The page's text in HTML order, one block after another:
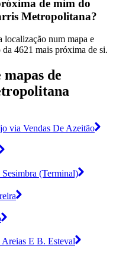
de mim do
Metropolitana?
localização num mapa e
4621 mais próxima de si.
de
via Vendas De Azeitão
(Terminal)
E B. Esteval